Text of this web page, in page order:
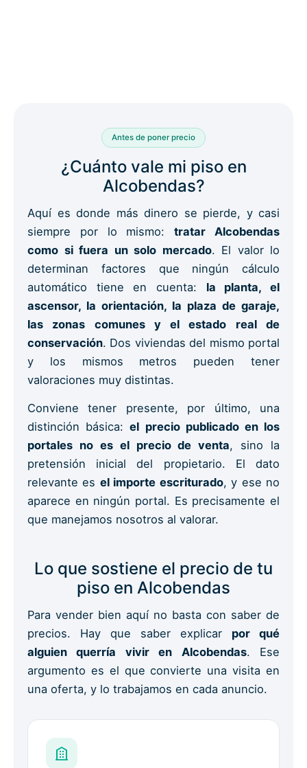
Antes de poner precio
¿Cuánto vale mi piso en
Alcobendas?
Aquí es donde más dinero se pierde, y casi
siempre por lo mismo:tratar Alcobendas
como si fuera un solo mercado. El valor lo
determinan factores que ningún cálculo
automático tiene en cuenta: la planta, el
ascensor, la orientación, la plaza de garaje,
las zonas comunes y el estado real de
conservación. Dos viviendas del mismo portal
y los mismos metros pueden tener
valoraciones muy distintas.
Conviene tener presente, por último, una
distinción básica:el precio publicado en los
portales no es el precio de venta, sino la
pretensión inicial del propietario. El dato
relevante es el importe escriturado, y ese no
aparece en ningún portal. Es precisamente el
que manejamos nosotros al valorar.
Lo que sostiene el precio de tu
piso en Alcobendas
Para vender bien aquí no basta con saber de
precios. Hay que saber explicar por qué
alguien querría vivir en Alcobendas. Ese
argumento es el que convierte una visita en
una oferta, y lo trabajamos en cada anuncio.